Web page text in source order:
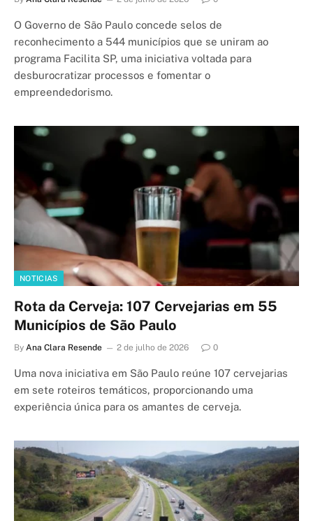
O Governo de São Paulo concede selos de
reconhecimento a 544 municípios que se uniram ao
programa Facilita SP, uma iniciativa voltada para
desburocratizar processos e fomentar o
empreendedorismo.
NOTICIAS
Rota da Cerveja: 107 Cervejarias em 55
Municípios de São Paulo
By Ana Clara Resende 2 de julho de 2026 0
Uma nova iniciativa em São Paulo reúne 107 cervejarias
em sete roteiros temáticos, proporcionando uma
experiência única para os amantes de cerveja.